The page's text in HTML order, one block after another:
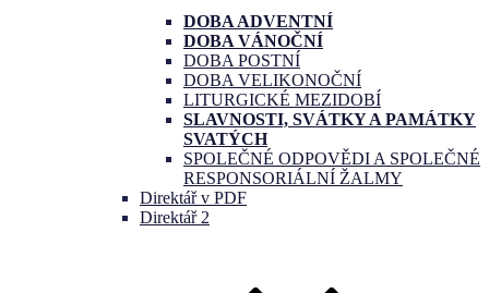
DOBA ADVENTNÍ
DOBA VÁNOČNÍ
DOBA POSTNÍ
DOBA VELIKONOČNÍ
LITURGICKÉ MEZIDOBÍ
SLAVNOSTI, SVÁTKY A PAMÁTKY
SVATÝCH
SPOLEČNÉ ODPOVĚDI A SPOLEČNÉ
RESPONSORIÁLNÍ ŽALMY
Direktář v PDF
Direktář 2